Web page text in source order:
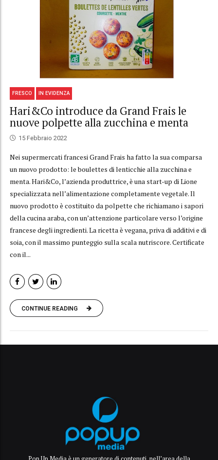
FRESCO IN EVIDENZA
Hari&Co introduce da Grand Frais le
nuove polpette alla zucchina e menta
15 Febbraio 2022
Nei supermercati francesi Grand Frais ha fatto la sua comparsa
un nuovo prodotto: le boulettes di lenticchie alla zucchina e
menta. Hari&Co, l’azienda produttrice, è una start-up di Lione
specializzata nell’alimentazione completamente vegetale. Il
nuovo prodotto è costituito da polpette che richiamano i sapori
della cucina araba, con un’attenzione particolare verso l’origine
francese degli ingredienti. La ricetta è vegana, priva di additivi e di
soia, con il massimo punteggio sulla scala nutriscore. Certificate
con il...
CONTINUE READING